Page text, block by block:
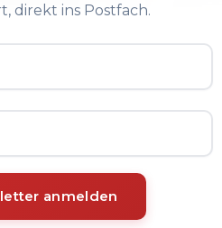
direkt ins Postfach.